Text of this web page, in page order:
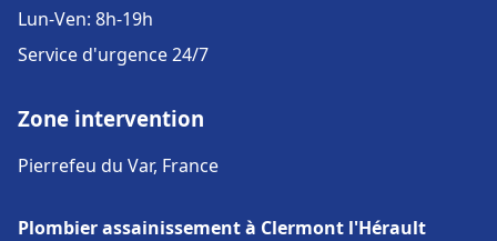
Lun-Ven: 8h-19h
Service d'urgence 24/7
Zone intervention
Pierrefeu du Var, France
Plombier assainissement à Clermont l'Hérault